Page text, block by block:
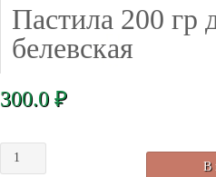
Пастила 200 гр
белевская
300.0₽
Количество
В